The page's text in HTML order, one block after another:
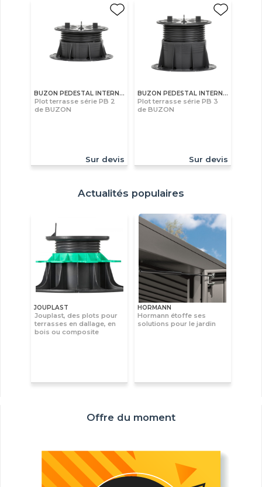
BUZON PEDESTAL INTERNATIONAL S.A
Plot terrasse série PB 2
de BUZON
Sur devis
BUZON PEDESTAL INTERNATIONAL S.A
Plot terrasse série PB 3
de BUZON
Sur devis
Actualités populaires
JOUPLAST
Jouplast, des plots pour
terrasses en dallage, en
bois ou composite
HORMANN
Hormann étoffe ses
solutions pour le jardin
Offre du moment